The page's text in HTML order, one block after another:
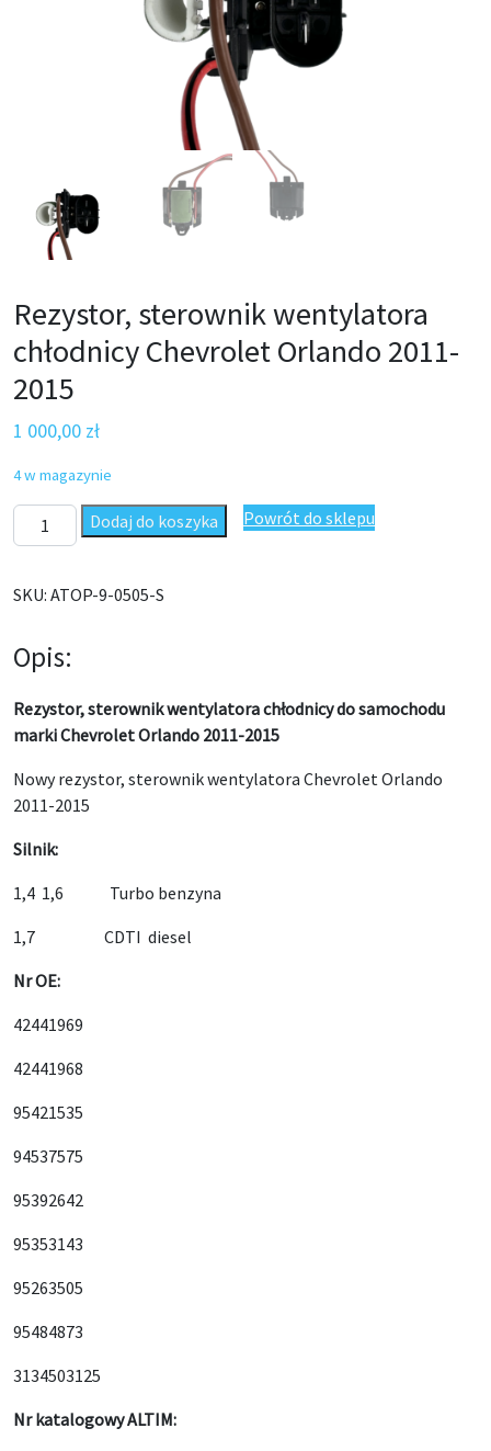
Rezystor, sterownik wentylatora
chłodnicy Chevrolet Orlando 2011-
2015
1 000,00 zł
4 w magazynie
ilość Rezystor, sterownik wentylatora chłodnicy Chevrolet
Dodaj do koszyka Powrót do sklepu
SKU: ATOP-9-0505-S
Opis:
Rezystor, sterownik wentylatora chłodnicy do samochodu
marki Chevrolet Orlando 2011-2015
Nowy rezystor, sterownik wentylatora Chevrolet Orlando
2011-2015
Silnik:
1,4 1,6 Turbo benzyna
1,7 CDTI diesel
Nr OE:
42441969
42441968
95421535
94537575
95392642
95353143
95263505
95484873
3134503125
Nr katalogowy ALTIM: